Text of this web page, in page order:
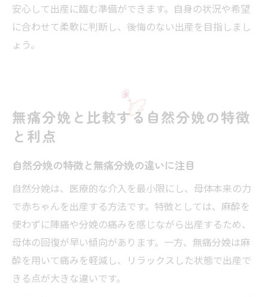
安心して出産に臨む準備ができます。自身の状況や希望
に合わせて柔軟に判断し、後悔のない出産を目指しまし
ょう。
無痛分娩と比較する自然分娩の特徴
と利点
自然分娩の特徴と無痛分娩の違いに注目
自然分娩は、医療的な介入を最小限にし、母体本来の力
で赤ちゃんを出産する方法です。特徴としては、麻酔を
使わずに陣痛や分娩の痛みを感じながら出産するため、
母体の回復が早い傾向があります。一方、無痛分娩は麻
酔を用いて痛みを軽減し、リラックスした状態で出産で
きる点が大きな違いです。